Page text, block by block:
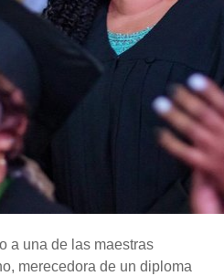
a una de las maestras
merecedora de un diploma